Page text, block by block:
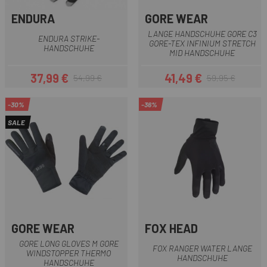
ENDURA
ENDURA STRIKE-
HANDSCHUHE
Preis
37,99 €Regulärer Preis
54,99 €
GORE WEAR
LANGE HANDSCHUHE GORE C3
GORE-TEX INFINIUM STRETCH
MID HANDSCHUHE
Preis
41,49 €Regulärer Preis
59,95 €
-30%
SALE
GORE WEAR
GORE LONG GLOVES M GORE
WINDSTOPPER THERMO
HANDSCHUHE
-36%
FOX HEAD
FOX RANGER WATER LANGE
HANDSCHUHE